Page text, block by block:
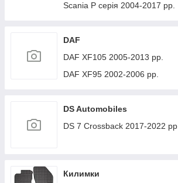
Scania P серія 2004-2017 рр.
DAF
DAF XF105 2005-2013 рр.
DAF XF95 2002-2006 рр.
DS Automobiles
DS 7 Crossback 2017-2022 рр.
Килимки